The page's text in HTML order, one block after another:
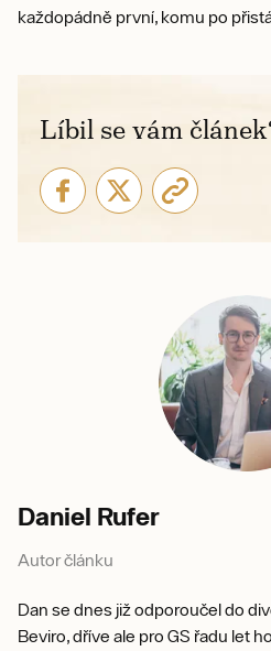
každopádně první, komu po
Líbil se vám
Daniel Rufer
Autor článku
Dan se dnes již odporoučel do
Beviro, dříve ale pro GS řadu let